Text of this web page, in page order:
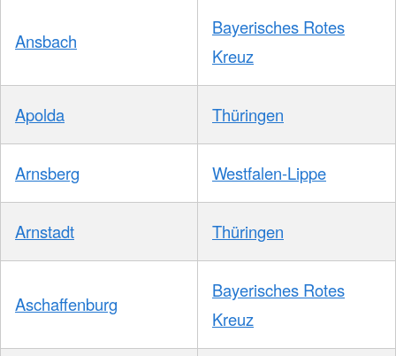
Ansbach
Bayerisches Rotes
Kreuz
Apolda Thüringen
Arnsberg Westfalen-Lippe
Arnstadt Thüringen
Aschaffenburg
Bayerisches Rotes
Kreuz